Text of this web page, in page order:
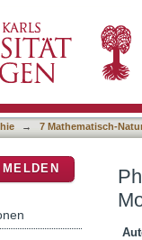
→ 7 Mathematisch-